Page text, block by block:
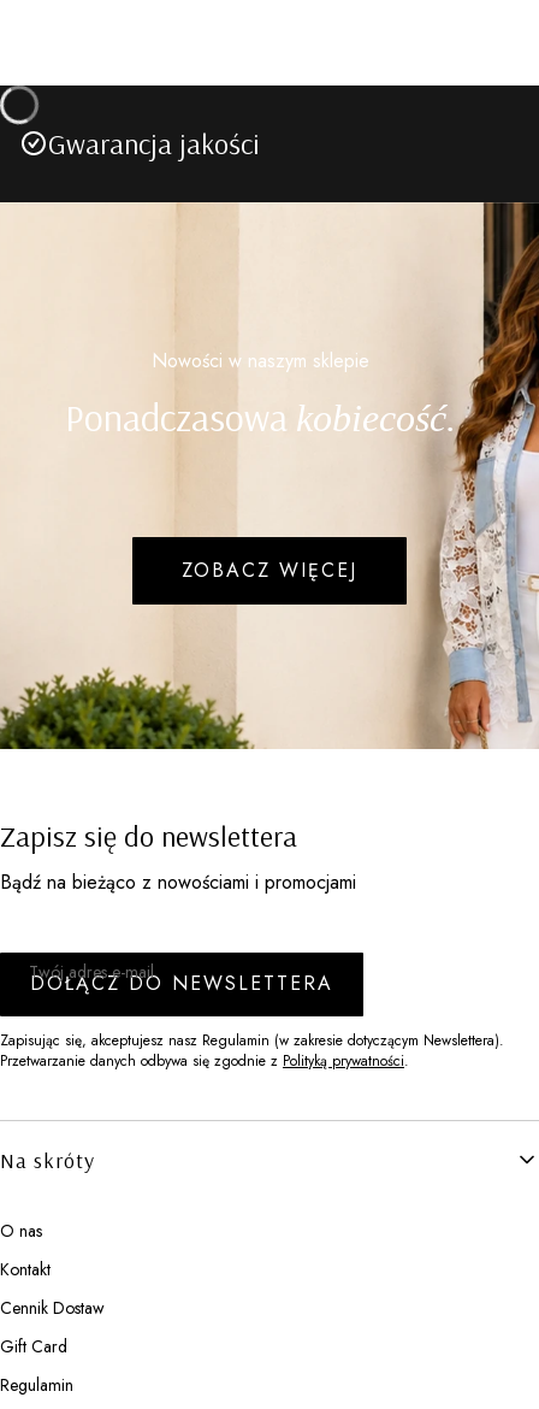
Gwarancja jakości
Nowości w naszym sklepie
Ponadczasowa kobiecość.
ZOBACZ WIĘCEJ
Zapisz się do newslettera
Bądź na bieżąco z nowościami i promocjami
Twój adres e-mail
DOŁĄCZ DO NEWSLETTERA
Zapisując się, akceptujesz nasz Regulamin (w zakresie dotyczącym Newslettera).
Przetwarzanie danych odbywa się zgodnie z Polityką prywatności.
Linki w stopce
Na skróty
O nas
Kontakt
Cennik Dostaw
Gift Card
Regulamin